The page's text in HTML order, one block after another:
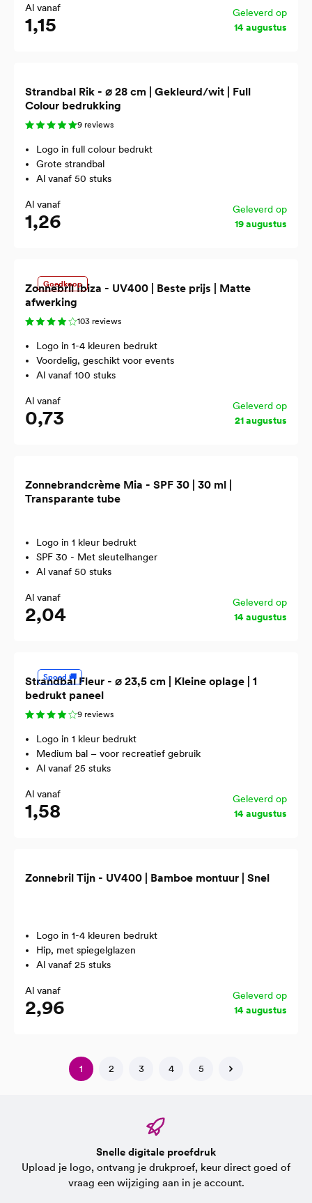
Al vanaf
1,15
Geleverd op
14 augustus
Strandbal Rik - ⌀ 28 cm | Gekleurd/wit | Full
Colour bedrukking
9 reviews
Logo in full colour bedrukt
Grote strandbal
Al vanaf 50 stuks
Al vanaf
1,26
Geleverd op
19 augustus
Goedkoop
Zonnebril Ibiza - UV400 | Beste prijs | Matte
afwerking
103 reviews
Logo in 1-4 kleuren bedrukt
Voordelig, geschikt voor events
Al vanaf 100 stuks
Al vanaf
0,73
Geleverd op
21 augustus
Zonnebrandcrème Mia - SPF 30 | 30 ml |
Transparante tube
Logo in 1 kleur bedrukt
SPF 30 - Met sleutelhanger
Al vanaf 50 stuks
Al vanaf
2,04
Geleverd op
14 augustus
Spoed 🚚
Strandbal Fleur - ⌀ 23,5 cm | Kleine oplage | 1
bedrukt paneel
9 reviews
Logo in 1 kleur bedrukt
Medium bal – voor recreatief gebruik
Al vanaf 25 stuks
Al vanaf
1,58
Geleverd op
14 augustus
Zonnebril Tijn - UV400 | Bamboe montuur | Snel
Logo in 1-4 kleuren bedrukt
Hip, met spiegelglazen
Al vanaf 25 stuks
Al vanaf
2,96
Geleverd op
14 augustus
1 2 3 4 5
Snelle digitale proefdruk
Upload je logo, ontvang je drukproef, keur direct goed of
vraag een wijziging aan in je account.